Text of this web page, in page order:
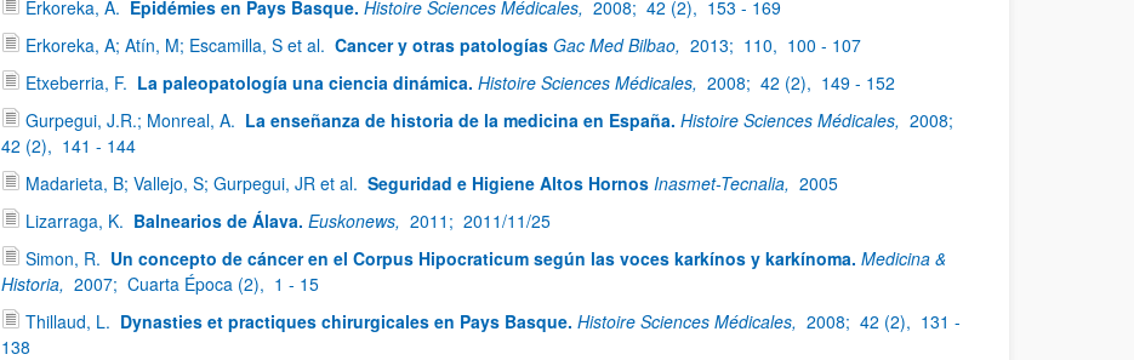
Erkoreka, A. Épidémies en Pays Basque. Histoire Sciences Médicales, 2008; 42 (2), 153 - 169
Erkoreka, A; Atín, M; Escamilla, S et al. Cancer y otras patologías Gac Med Bilbao, 2013; 110, 100 - 107
Etxeberria, F. La paleopatología una ciencia dinámica. Histoire Sciences Médicales, 2008; 42 (2), 149 - 152
Gurpegui, J.R.; Monreal, A. La enseñanza de historia de la medicina en España. Histoire Sciences Médicales, 2008;
42 (2), 141 - 144
Madarieta, B; Vallejo, S; Gurpegui, JR et al. Seguridad e Higiene Altos Hornos Inasmet-Tecnalia, 2005
Lizarraga, K. Balnearios de Álava. Euskonews, 2011; 2011/11/25
Simon, R. Un concepto de cáncer en el Corpus Hipocraticum según las voces karkínos y karkínoma. Medicina &
Historia, 2007; Cuarta Época (2), 1 - 15
Thillaud, L. Dynasties et practiques chirurgicales en Pays Basque. Histoire Sciences Médicales, 2008; 42 (2), 131 -
138